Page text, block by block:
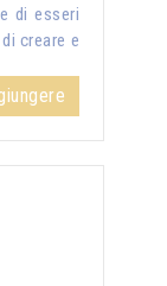
di esseri
creare e